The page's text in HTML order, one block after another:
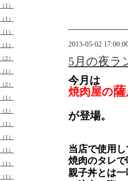
2013-05-02
5月の夜ラ
今月は
焼肉屋の
が登場。
当店で使用
焼肉のタレ
親子丼とは
1）
1）
1）
1）
2）
1）
2）
1）
1）
1）
1）
1）
1）
1）